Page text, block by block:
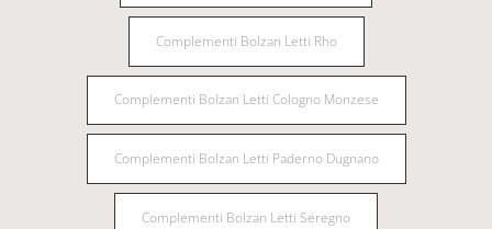
Complementi Bolzan Letti Rho
Complementi Bolzan Letti Cologno Monzese
Complementi Bolzan Letti Paderno Dugnano
Complementi Bolzan Letti Seregno